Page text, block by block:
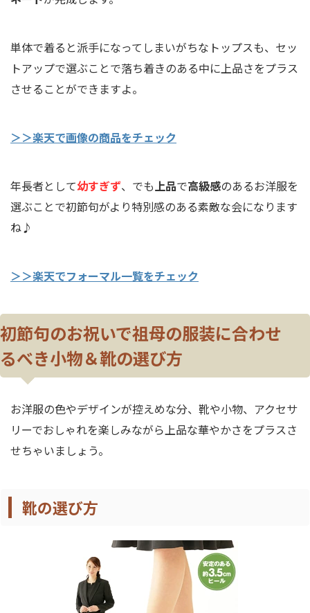
単体で着ると派手になってしまいがちなトップスも、セッ
トアップで選ぶことで落ち着きのある中に上品さをプラス
させることができますよ。
＞＞楽天で画像の商品をチェック
年長者として幼すぎず、でも上品で高級感のあるお洋服を
選ぶことで初節句がより特別感のある素敵な会になります
ね♪
＞＞楽天でフォーマル一覧をチェック
初節句のお祝いで祖母の服装に合わせ
るべき小物＆靴の選び方
お洋服の色やデザインが控えめな分、靴や小物、アクセサ
リーでおしゃれを楽しみながら上品な華やかさをプラスさ
せちゃいましょう。
靴の選び方